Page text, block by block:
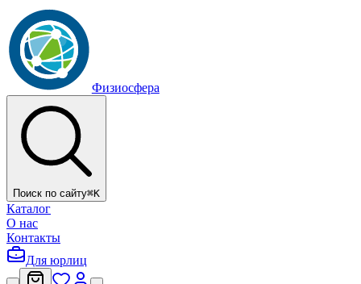
Физиосфера
Поиск по сайту⌘K
Каталог
О нас
Контакты
Для юрлиц